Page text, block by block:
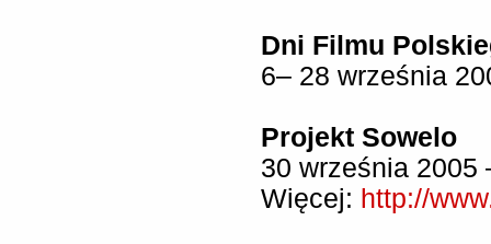
Dni Filmu
6– 28 września
Projekt Sowelo
30 września 2005
Więcej: http://